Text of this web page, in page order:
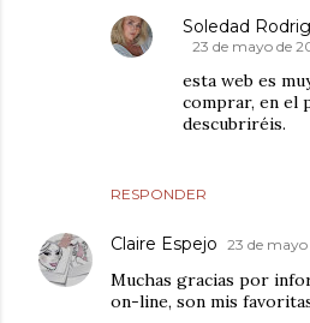
RESPONDER
Soledad
23 de mayo de
esta web es
comprar, en el
descubriréis.
Claire Espejo 23 de mayo
Muchas gracias por
on-line, son mis